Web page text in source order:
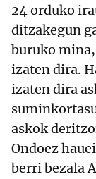
24 orduko
ditzakegun
buruko
izaten dira.
izaten dira
askok
Ondoez
berri bezala